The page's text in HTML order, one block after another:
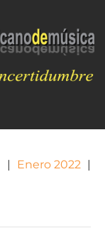
| Enero 2022 |